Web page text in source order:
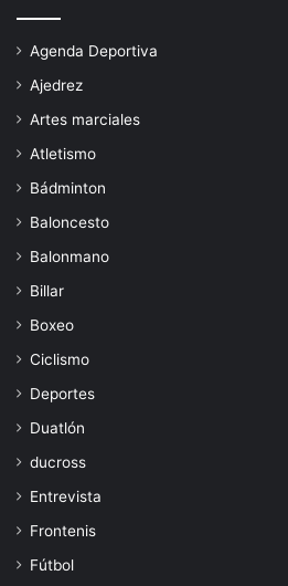
Agenda Deportiva
Ajedrez
Artes marciales
Atletismo
Bádminton
Baloncesto
Balonmano
Billar
Boxeo
Ciclismo
Deportes
Duatlón
ducross
Entrevista
Frontenis
Fútbol